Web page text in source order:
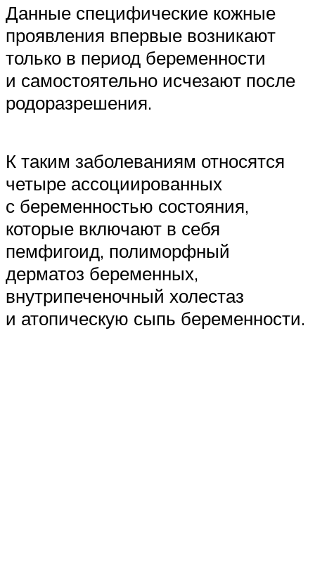
Данные специфические кожные
проявления впервые возникают
только в период беременности
и самостоятельно исчезают после
родоразрешения.
К таким заболеваниям относятся
четыре ассоциированных
с беременностью состояния,
которые включают в себя
пемфигоид, полиморфный
дерматоз беременных,
внутрипеченочный холестаз
и атопическую сыпь беременности.